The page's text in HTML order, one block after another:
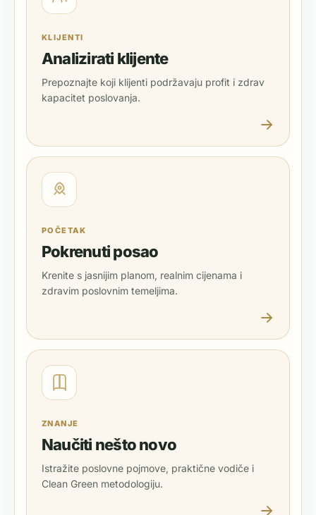
KLIJENTI
Analizirati klijente
Prepoznajte koji klijenti podržavaju profit i zdrav
kapacitet poslovanja.
POČETAK
Pokrenuti posao
Krenite s jasnijim planom, realnim cijenama i
zdravim poslovnim temeljima.
ZNANJE
Naučiti nešto novo
Istražite poslovne pojmove, praktične vodiče i
Clean Green metodologiju.